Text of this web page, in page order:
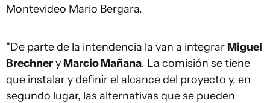
Montevideo Mario Bergara.
"De parte de la intendencia la van a integrar Miguel
Brechnery Marcio Mañana. La comisión se tiene
que instalar y definir el alcance del proyecto y, en
segundo lugar, las alternativas que se pueden